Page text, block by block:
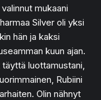
mukaani
Silver oli yksi
hän ja kaksi
kuun ajan.
luottamustani,
Rubiini
Olin nähnyt